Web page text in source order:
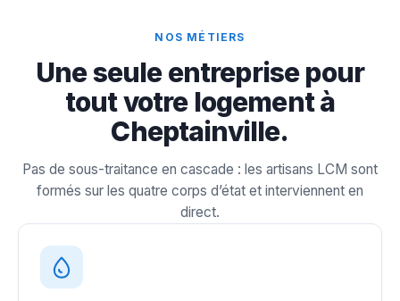
NOS MÉTIERS
Une seule entreprise pour
tout votre logement à
Cheptainville.
Pas de sous-traitance en cascade : les artisans LCM sont
formés sur les quatre corps d’état et interviennent en
direct.